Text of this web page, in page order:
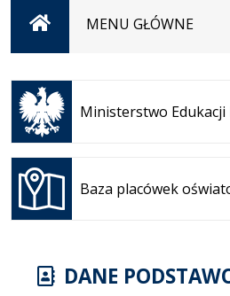
StronaMENU GŁÓWNE
Ministerstwo
Otwiera
się w
nowej
karcie
Baza placówek
Otwiera
się w
nowej
karcie
DANE